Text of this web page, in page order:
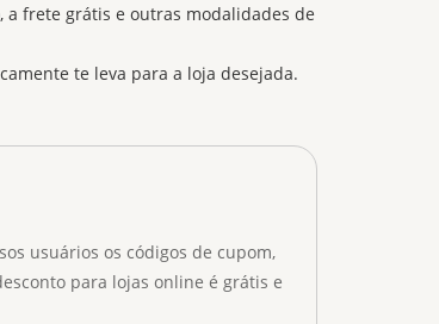
frete grátis e outras modalidades de
te leva para a loja desejada.
usuários os códigos de cupom,
para lojas online é grátis e